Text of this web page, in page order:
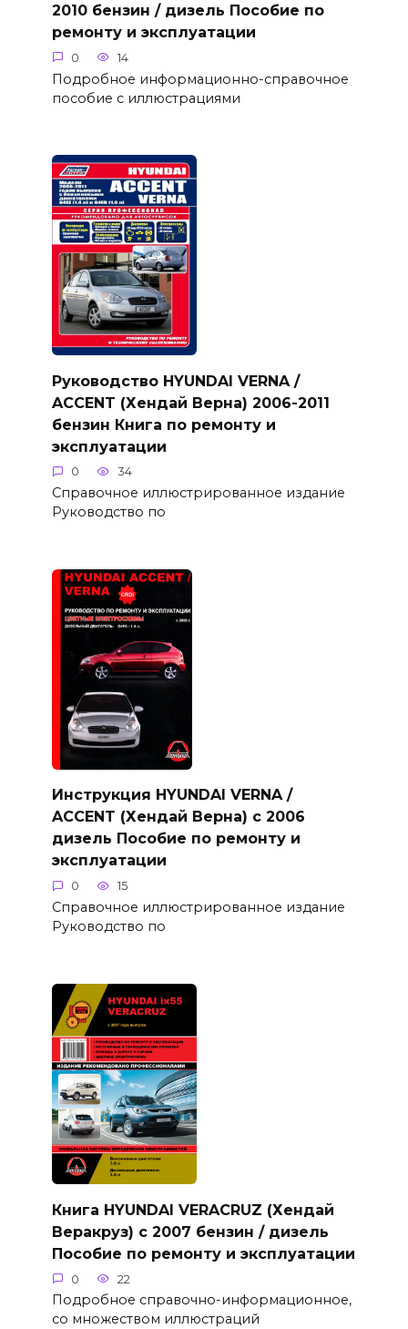
2010 бензин / дизель Пособие по
ремонту и эксплуатации
0 14
Подробное информационно-справочное
пособие с иллюстрациями
Руководство HYUNDAI VERNA /
ACCENT (Хендай Верна) 2006-2011
бензин Книга по ремонту и
эксплуатации
0 34
Справочное иллюстрированное издание
Руководство по
Инструкция HYUNDAI VERNA /
ACCENT (Хендай Верна) с 2006
дизель Пособие по ремонту и
эксплуатации
0 15
Справочное иллюстрированное издание
Руководство по
Книга HYUNDAI VERACRUZ (Хендай
Веракруз) с 2007 бензин / дизель
Пособие по ремонту и эксплуатации
0 22
Подробное справочно-информационное,
со множеством иллюстраций